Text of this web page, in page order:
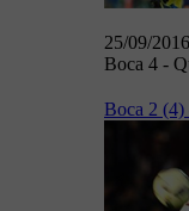
25/09/2016
Boca 4 -
Boca 2